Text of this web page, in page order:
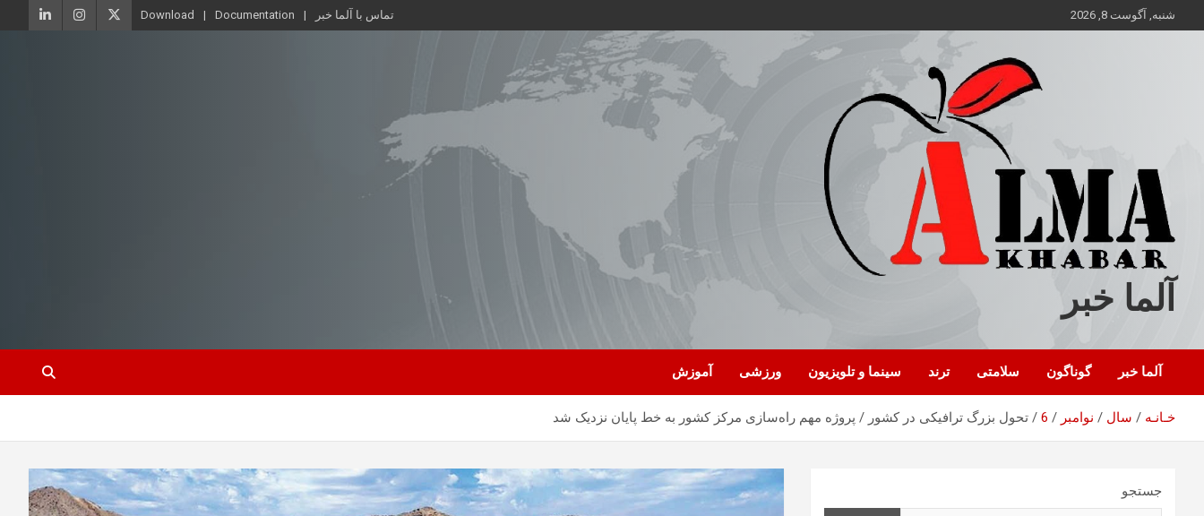
محتوا
شنبه, آگوست 8, 2026 تماس با آلما خبر Documentation
Download
آلما خبر
آلما خبر گوناگون سلامتی ترند سینما و تلویزیون ورزشی آموزش
خـانـه سال نوامبر 6 تحول بزرگ ترافیکی در کشور / پروژه مهم راه‌سازی مرکز کشور به خط پایان نزدیک شد
جستجو